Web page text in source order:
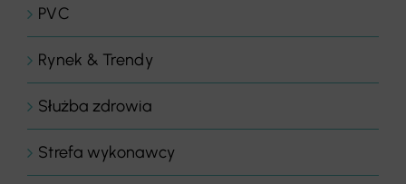
PVC
Rynek & Trendy
Służba zdrowia
Strefa wykonawcy